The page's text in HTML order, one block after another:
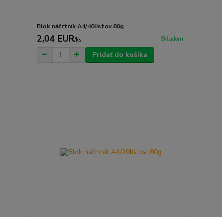
Blok náčrtník A4/40listov 80g
2,04 EUR/ks Skladom
Pridať do košíka